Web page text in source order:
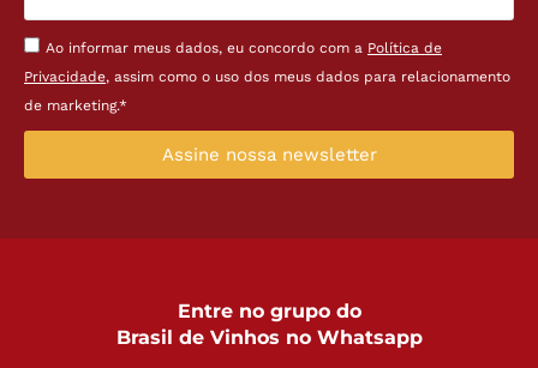
Ao informar meus dados, eu concordo com a Política de
Privacidade, assim como o uso dos meus dados para relacionamento
de marketing.*
Assine nossa newsletter
Entre no grupo do
Brasil de Vinhos no Whatsapp